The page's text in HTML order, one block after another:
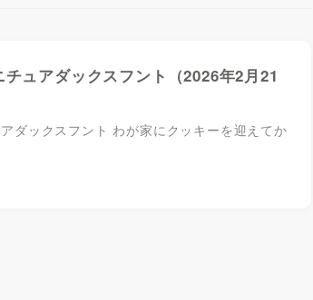
ュアダックスフント（2026年2月21
ダックスフント わが家にクッキーを迎えてか